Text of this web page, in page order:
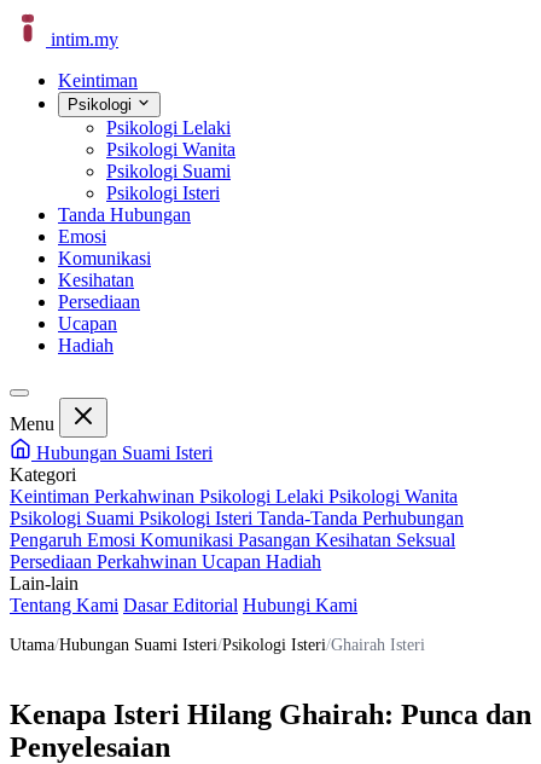
intim.my
Keintiman
Psikologi
Psikologi Lelaki
Psikologi Wanita
Psikologi Suami
Psikologi Isteri
Tanda Hubungan
Emosi
Komunikasi
Kesihatan
Persediaan
Ucapan
Hadiah
Menu
Hubungan Suami Isteri
Kategori
Keintiman Perkahwinan Psikologi Lelaki Psikologi Wanita
Psikologi Suami Psikologi Isteri Tanda-Tanda Perhubungan
Pengaruh Emosi Komunikasi Pasangan Kesihatan Seksual
Persediaan Perkahwinan Ucapan Hadiah
Lain-lain
Tentang Kami Dasar Editorial Hubungi Kami
Utama/Hubungan Suami Isteri/Psikologi Isteri/Ghairah Isteri
Kenapa Isteri Hilang Ghairah: Punca dan
Penyelesaian